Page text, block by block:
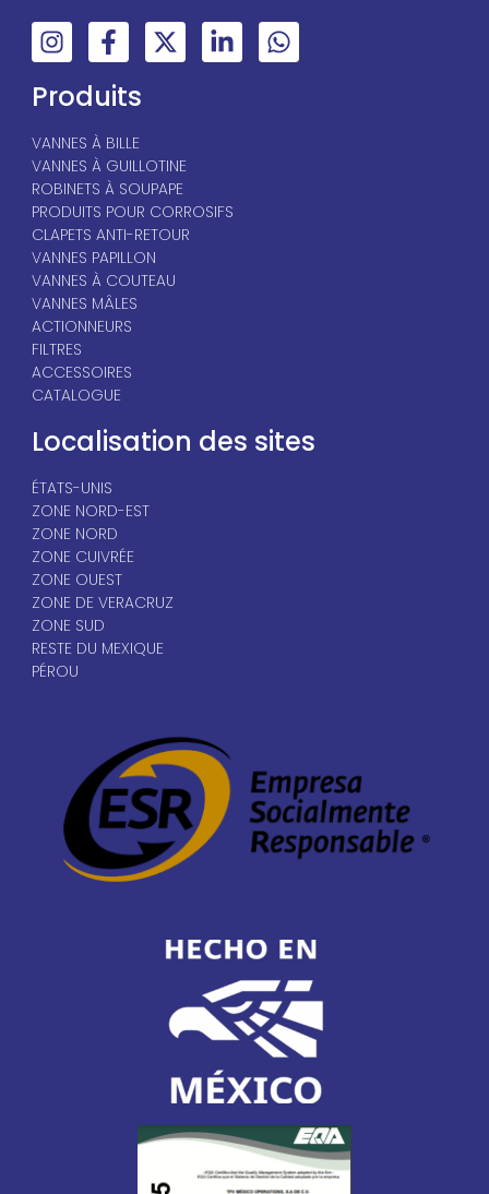
Produits
VANNES À BILLE
VANNES À GUILLOTINE
ROBINETS À SOUPAPE
PRODUITS POUR CORROSIFS
CLAPETS ANTI-RETOUR
VANNES PAPILLON
VANNES À COUTEAU
VANNES MÂLES
ACTIONNEURS
FILTRES
ACCESSOIRES
CATALOGUE
Localisation des sites
ÉTATS-UNIS
ZONE NORD-EST
ZONE NORD
ZONE CUIVRÉE
ZONE OUEST
ZONE DE VERACRUZ
ZONE SUD
RESTE DU MEXIQUE
PÉROU